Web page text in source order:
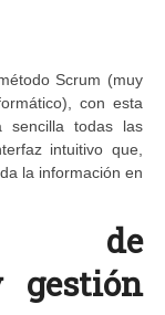
Scrum (muy
con esta
sencilla todas las
intuitivo que,
la información en
de
gestión